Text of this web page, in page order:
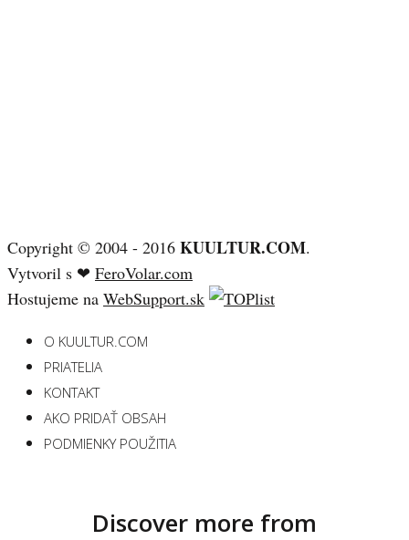
Copyright © 2004 - 2016 KUULTUR.COM.
Vytvoril s ❤ FeroVolar.com
Hostujeme na WebSupport.sk
O KUULTUR.COM
PRIATELIA
KONTAKT
AKO PRIDAŤ OBSAH
PODMIENKY POUŽITIA
Discover more from